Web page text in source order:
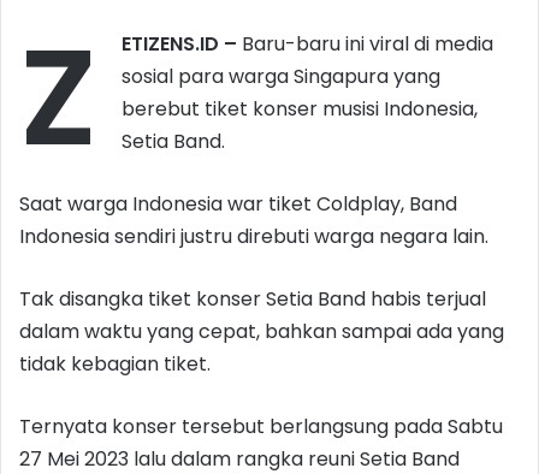
Z ETIZENS.ID – Baru-baru ini viral di media
sosial para warga Singapura yang
berebut tiket konser musisi Indonesia,
Setia Band.
Saat warga Indonesia war tiket Coldplay, Band
Indonesia sendiri justru direbuti warga negara lain.
Tak disangka tiket konser Setia Band habis terjual
dalam waktu yang cepat, bahkan sampai ada yang
tidak kebagian tiket.
Ternyata konser tersebut berlangsung pada Sabtu
27 Mei 2023 lalu dalam rangka reuni Setia Band